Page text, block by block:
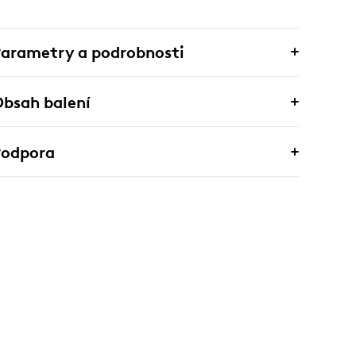
a podrobnosti
balení